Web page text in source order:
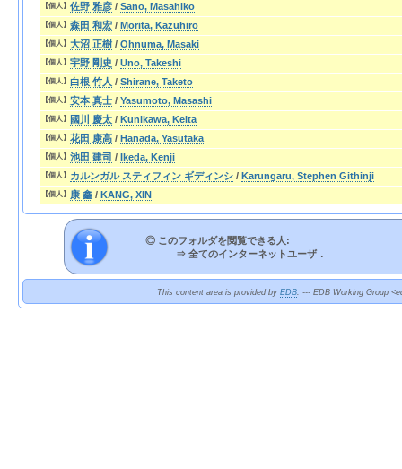
【個人】 佐野 雅彦 / Sano, Masahiko
【個人】 森田 和宏 / Morita, Kazuhiro
【個人】 大沼 正樹 / Ohnuma, Masaki
【個人】 宇野 剛史 / Uno, Takeshi
【個人】 白根 竹人 / Shirane, Taketo
【個人】 安本 真士 / Yasumoto, Masashi
【個人】 國川 慶太 / Kunikawa, Keita
【個人】 花田 康高 / Hanada, Yasutaka
【個人】 池田 建司 / Ikeda, Kenji
【個人】 カルンガル スティフィン ギディンシ / Karungaru, Stephen Githinji
【個人】 康 鑫 / KANG, XIN
◎ このフォルダを閲覧できる人:
⇒ 全てのインターネットユーザ．
This content area is provided by EDB. --- EDB Working Group